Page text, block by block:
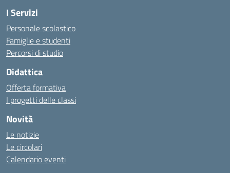
I Servizi
Personale scolastico
Famiglie e studenti
Percorsi di studio
Didattica
Offerta formativa
I progetti delle classi
Novità
Le notizie
Le circolari
Calendario eventi